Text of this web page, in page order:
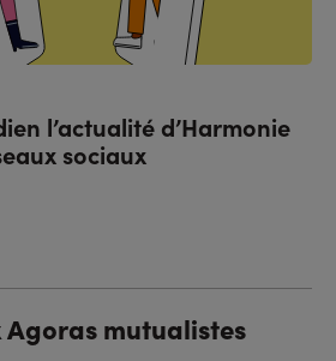
l’actualité d’Harmonie
sociaux
mutualistes